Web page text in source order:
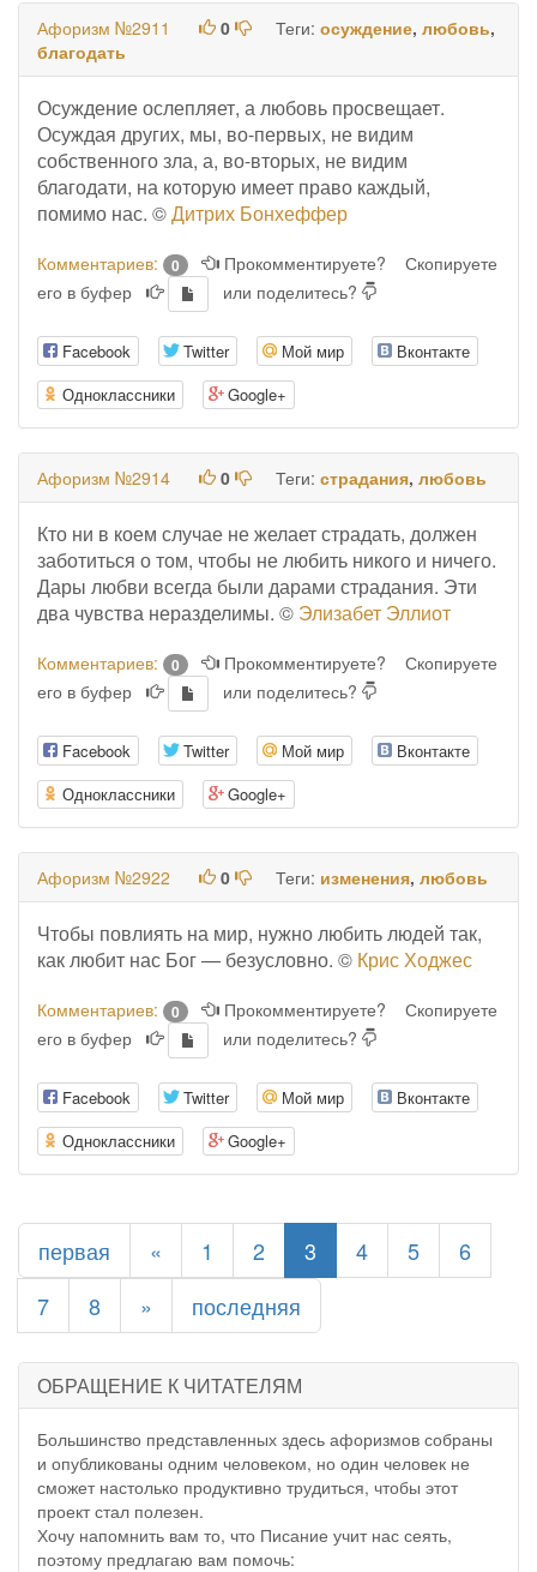
Афоризм №2911 0 Теги: осуждение, любовь,
благодать
Осуждение ослепляет, а любовь просвещает.
Осуждая других, мы, во-первых, не видим
собственного зла, а, во-вторых, не видим
благодати, на которую имеет право каждый,
помимо нас. ©Дитрих Бонхеффер
Комментариев: 0 Прокомментируете?
Скопируете
его в буфер
или поделитесь?
Facebook Twitter Мой мир
Вконтакте
Одноклассники
Google+
Афоризм №2914 0 Теги: страдания, любовь
Кто ни в коем случае не желает страдать, должен
заботиться о том, чтобы не любить никого и ничего.
Дары любви всегда были дарами страдания. Эти
два чувства неразделимы. © Элизабет Эллиот
Комментариев: 0 Прокомментируете?
Скопируете
его в буфер
или поделитесь?
Facebook Twitter Мой мир
Вконтакте
Одноклассники
Google+
Афоризм №2922 0 Теги: изменения, любовь
Чтобы повлиять на мир, нужно любить людей так,
как любит нас Бог — безусловно. © Крис Ходжес
Комментариев: 0 Прокомментируете?
Скопируете
его в буфер
или поделитесь?
Facebook Twitter Мой мир
Вконтакте
Одноклассники
Google+
первая « 1 2 3 (current)
4 5
6
7
8 » последняя
ОБРАЩЕНИЕ К ЧИТАТЕЛЯМ
Большинство представленных здесь афоризмов собраны
и опубликованы одним человеком, но один человек не
сможет настолько продуктивно трудиться, чтобы этот
проект стал полезен.
Хочу напомнить вам то, что Писание учит нас сеять,
поэтому предлагаю вам помочь: